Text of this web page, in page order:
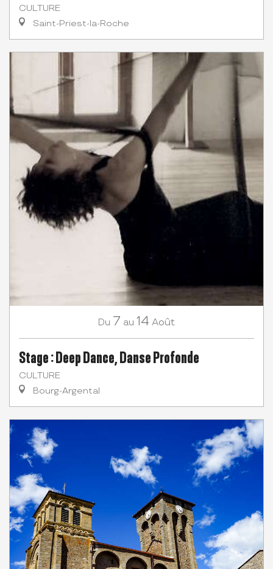
CULTURE
Saint-Priest-la-Roche
Du 7 au 14 Août
Stage : Deep Dance, Danse Profonde
CULTURE
Bourg-Argental